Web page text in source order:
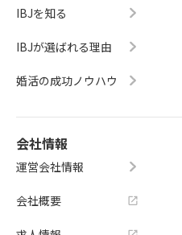
IBJを知る
IBJが選ばれる理由
婚活の成功ノウハウ
会社情報
運営会社情報
会社概要